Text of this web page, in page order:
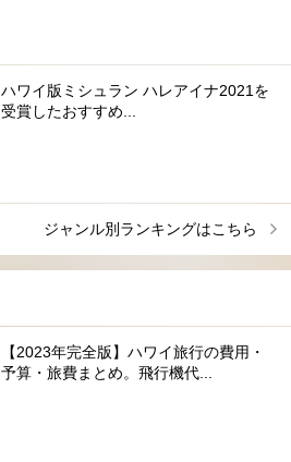
ハワイ版ミシュラン ハレアイナ2021を
受賞したおすすめ...
ジャンル別ランキングはこちら
【2023年完全版】ハワイ旅行の費用・
予算・旅費まとめ。飛行機代...